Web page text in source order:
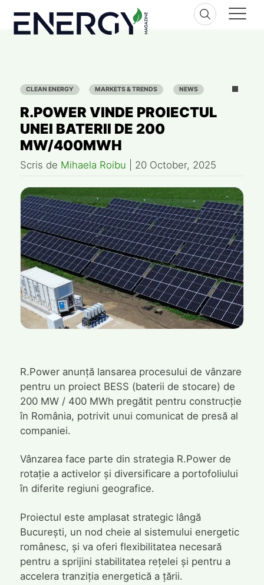
content
CLEAN ENERGY MARKETS & TRENDS NEWS
R.POWER VINDE PROIECTUL
UNEI BATERII DE 200
MW/400MWH
Scris de Mihaela Roibu 20 October, 2025
R.Power anunță lansarea procesului de vânzare
pentru un proiect BESS (baterii de stocare) de
200 MW / 400 MWh pregătit pentru construcție
în România, potrivit unui comunicat de presă al
companiei.
Vânzarea face parte din strategia R.Power de
rotație a activelor și diversificare a portofoliului
în diferite regiuni geografice.
Proiectul este amplasat strategic lângă
București, un nod cheie al sistemului energetic
românesc, și va oferi flexibilitatea necesară
pentru a sprijini stabilitatea rețelei și pentru a
accelera tranziția energetică a țării.